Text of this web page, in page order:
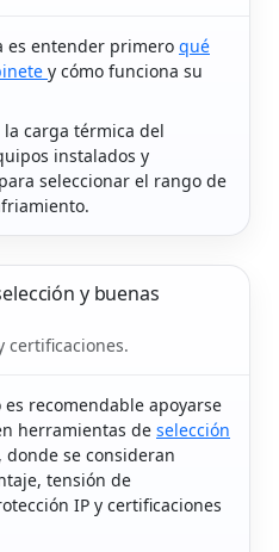
es entender primero qué
y cómo funciona su
carga térmica del
instalados y
seleccionar el rango de
y buenas
certificaciones.
recomendable apoyarse
herramientas de selección
, donde se consideran
tensión de
IP y certificaciones